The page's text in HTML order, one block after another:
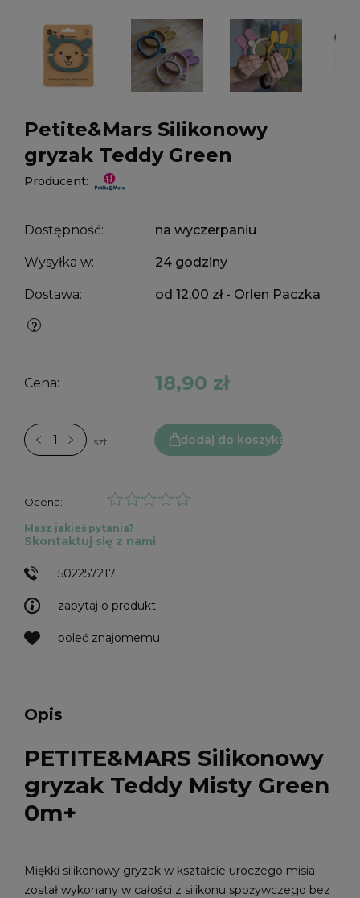
Petite&Mars Silikonowy
gryzak Teddy Green
Producent:
Dostępność: na wyczerpaniu
Wysyłka w: 24 godziny
Dostawa: od 12,00 zł - Orlen Paczka
Cena: 18,90 zł
szt. dodaj do koszyka
Ocena:
zapytaj o produkt
poleć znajomemu
Masz jakieś pytania?
Skontaktuj się z nami
502257217
Opis
PETITE&MARS Silikonowy
gryzak Teddy Misty Green
0m+
Miękki silikonowy gryzak w kształcie uroczego misia
został wykonany w całości z silikonu spożywczego bez